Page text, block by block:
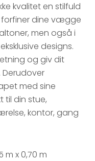
kvalitet en stilfuld
dine vægge
men også i
designs.
og giv dit
Derudover
med sine
til din stue,
kontor, gang
m x 0,70 m